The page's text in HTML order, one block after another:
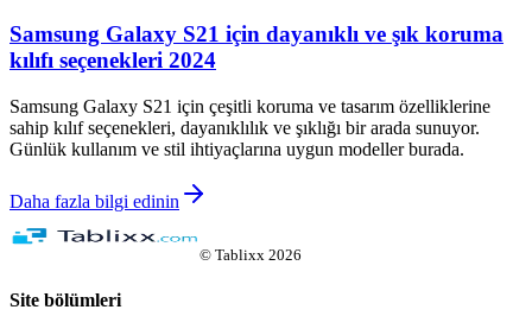
Samsung Galaxy S21 için dayanıklı ve şık koruma
kılıfı seçenekleri 2024
Samsung Galaxy S21 için çeşitli koruma ve tasarım özelliklerine
sahip kılıf seçenekleri, dayanıklılık ve şıklığı bir arada sunuyor.
Günlük kullanım ve stil ihtiyaçlarına uygun modeller burada.
Daha fazla bilgi edinin
© Tablixx 2026
Site bölümleri